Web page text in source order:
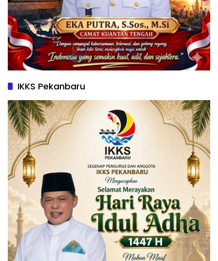
IKKS Pekanbaru